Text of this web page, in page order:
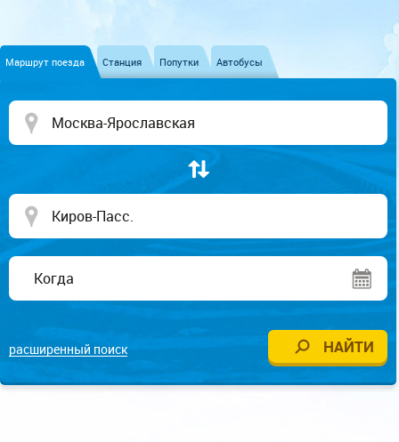
Маршрут поезда Станция Попутки Автобусы
расширенный поиск